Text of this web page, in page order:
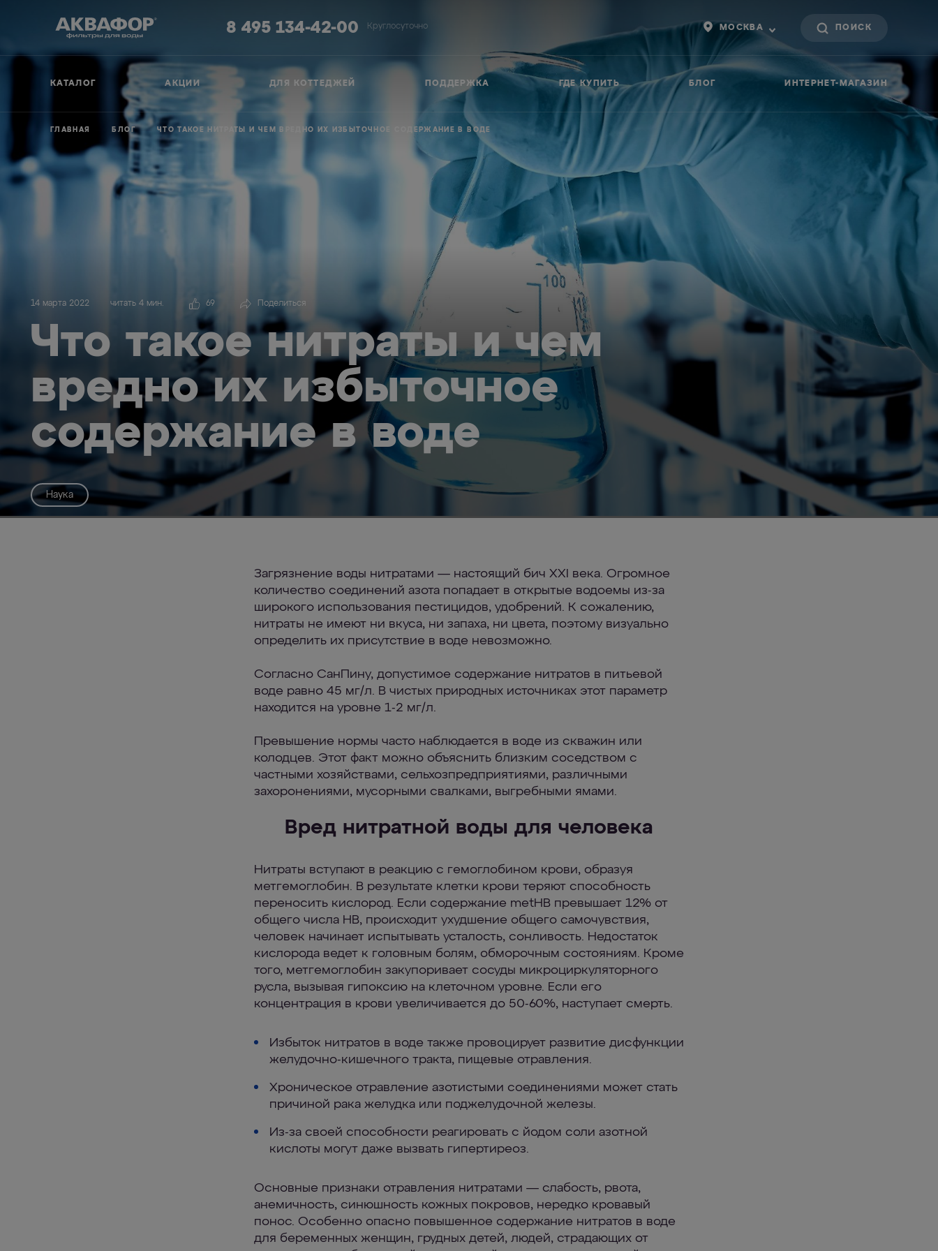
8 495 134-42-00 Круглосуточно МОСКВА
КАТАЛОГ АКЦИИ ДЛЯ КОТТЕДЖЕЙ ПОДДЕРЖКА ГДЕ КУПИТЬ БЛОГ ИНТЕРНЕТ-МАГАЗИН
ГЛАВНАЯ БЛОГ ЧТО ТАКОЕ НИТРАТЫ И ЧЕМ ВРЕДНО ИХ ИЗБЫТОЧНОЕ СОДЕРЖАНИЕ В ВОДЕ
14 марта 2022 читать 4 мин. 69 Поделиться
Что такое нитраты и чем
вредно их избыточное
содержание в воде
Наука
Загрязнение воды нитратами — настоящий бич XXI века. Огромное
количество соединений азота попадает в открытые водоемы из-за
широкого использования пестицидов, удобрений. К сожалению,
нитраты не имеют ни вкуса, ни запаха, ни цвета, поэтому визуально
определить их присутствие в воде невозможно.
Согласно СанПину, допустимое содержание нитратов в питьевой
воде равно 45 мг/л. В чистых природных источниках этот параметр
находится на уровне 1-2 мг/л.
Превышение нормы часто наблюдается в воде из скважин или
колодцев. Этот факт можно объяснить близким соседством с
частными хозяйствами, сельхозпредприятиями, различными
захоронениями, мусорными свалками, выгребными ямами.
Вред нитратной воды для человека
Нитраты вступают в реакцию с гемоглобином крови, образуя
метгемоглобин. В результате клетки крови теряют способность
переносить кислород. Если содержание metHB превышает 12% от
общего числа HB, происходит ухудшение общего самочувствия,
человек начинает испытывать усталость, сонливость. Недостаток
кислорода ведет к головным болям, обморочным состояниям. Кроме
того, метгемоглобин закупоривает сосуды микроциркуляторного
русла, вызывая гипоксию на клеточном уровне. Если его
концентрация в крови увеличивается до 50-60%, наступает смерть.
Избыток нитратов в воде также провоцирует развитие дисфункции
желудочно-кишечного тракта, пищевые отравления.
Хроническое отравление азотистыми соединениями может стать
причиной рака желудка или поджелудочной железы.
Из-за своей способности реагировать с йодом соли азотной
кислоты могут даже вызвать гипертиреоз.
Основные признаки отравления нитратами — слабость, рвота,
анемичность, синюшность кожных покровов, нередко кровавый
понос. Особенно опасно повышенное содержание нитратов в воде
для беременных женщин, грудных детей, людей, страдающих от